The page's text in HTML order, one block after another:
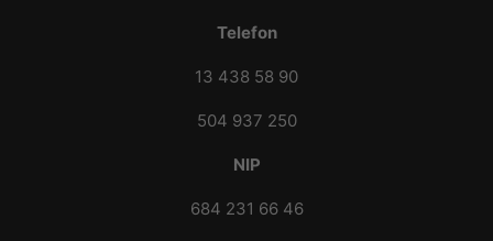
Telefon
13 438 58 90
504 937 250
NIP
684 231 66 46